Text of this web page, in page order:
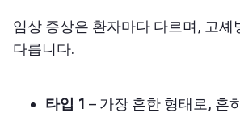
임상 증상은 환자마다 다르며, 고셰
다릅니다.
타입 1 – 가장 흔한 형태로, 흔